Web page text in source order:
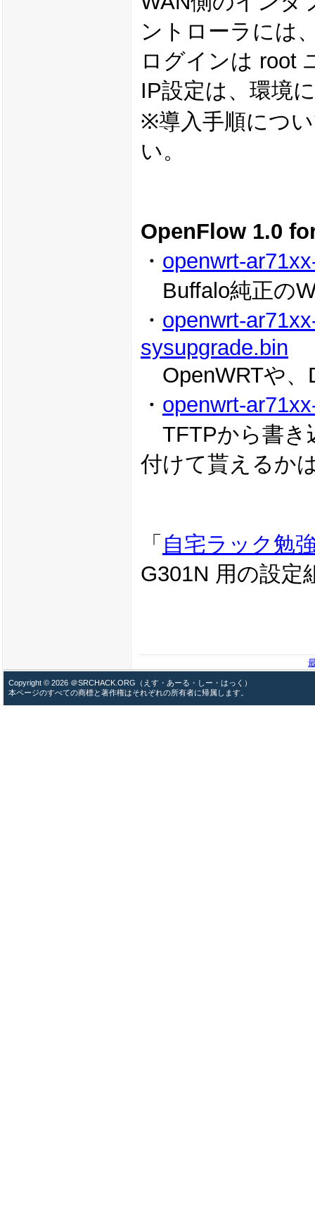
ントローラには
ログインは root
IP設定は、環境
※導入手順につ
い。
OpenFlow 1.0
・ openwrt-
Buffalo純正の
・ openwrt-
sysupgrade.bin
OpenWRTや、
・ openwrt-
TFTPから書き
付けて貰えるか
「 自宅ラック勉
G301N 用の設定
Copyright © 2026 ＠SRCHACK.ORG（えす・あーる・しー・はっく）
本ページのすべての商標と著作権はそれぞれの所有者に帰属します。